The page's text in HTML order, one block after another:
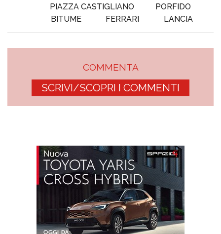
PIAZZA CASTIGLIANO
PORFIDO
BITUME
FERRARI LANCIA
COMMENTA
SCRIVI/SCOPRI I COMMENTI